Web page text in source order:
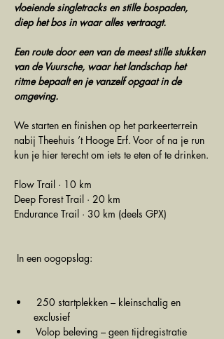
vloeiende singletracks en stille bospaden,
diep het bos in waar alles vertraagt.
Een route door een van de meest stille stukken
van de Vuursche, waar het landschap het
ritme bepaalt en je vanzelf opgaat in de
omgeving.
We starten en finishen op het parkeerterrein
nabij Theehuis ’t Hooge Erf. Voor of na je run
kun je hier terecht om iets te eten of te drinken.
Flow Trail · 10 km
Deep Forest Trail · 20 km
Endurance Trail · 30 km (deels GPX)
In een oogopslag:
250 startplekken – kleinschalig en
exclusief
Volop beleving – geen tijdregistratie